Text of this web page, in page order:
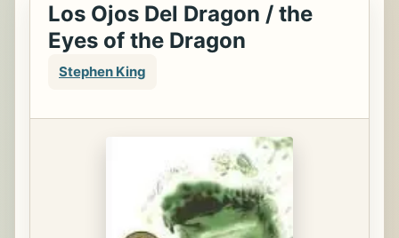
Los Ojos Del Dragon / the
Eyes of the Dragon
Stephen King